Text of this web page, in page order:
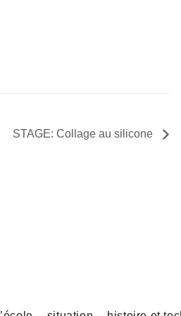
STAGE: Collage au silicone